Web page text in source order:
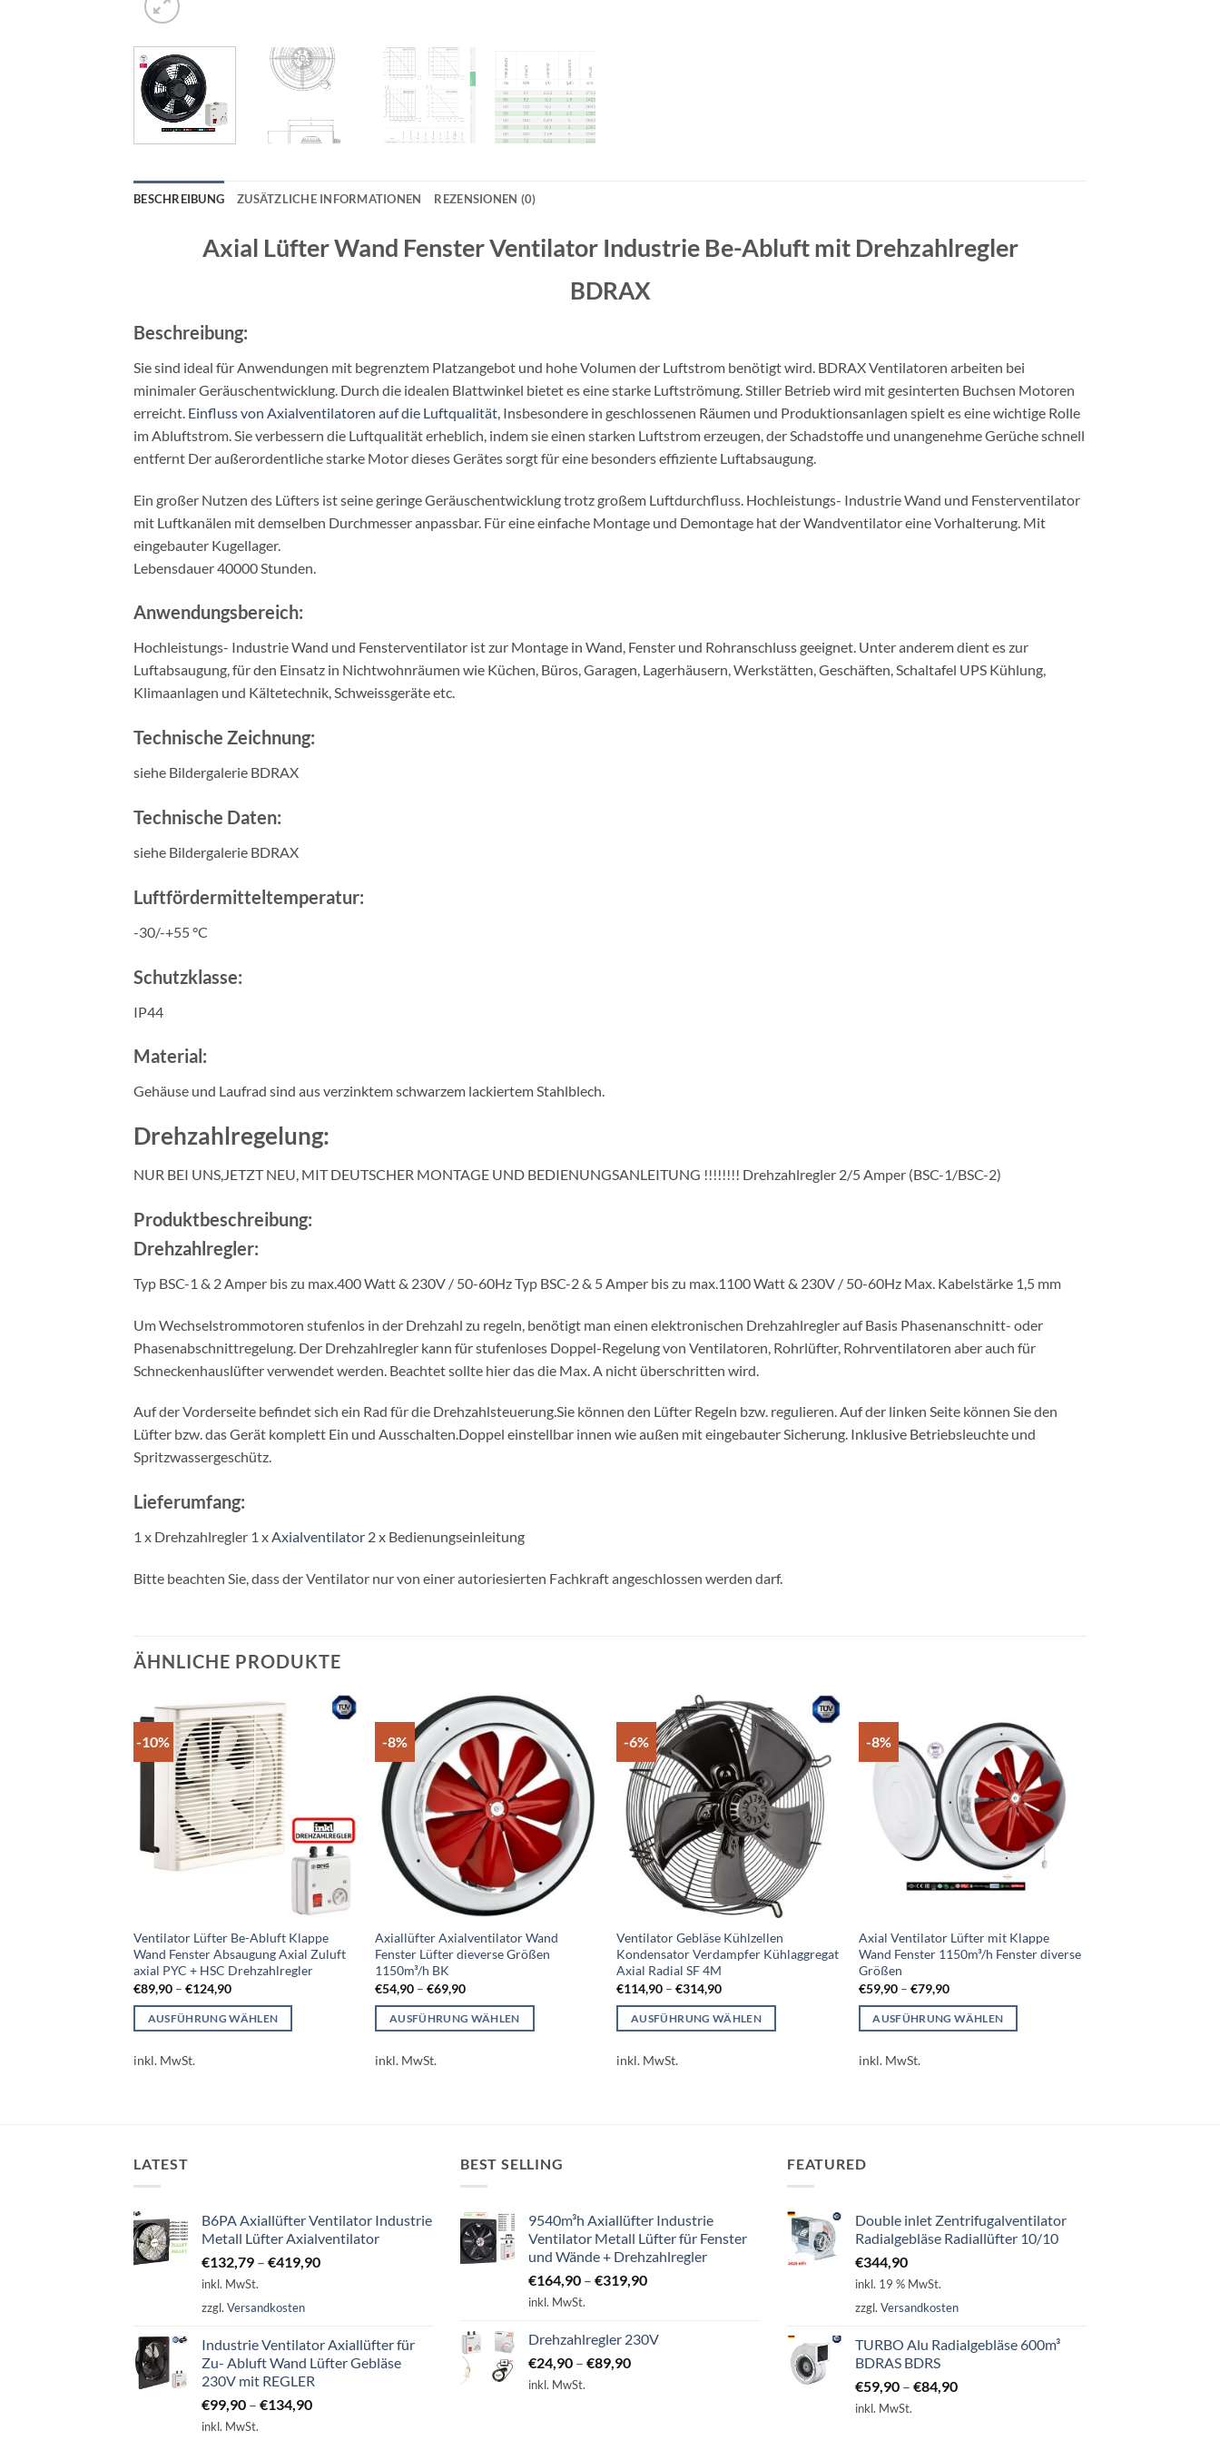
BESCHREIBUNG ZUSÄTZLICHE INFORMATIONEN REZENSIONEN (0)
Axial Lüfter Wand Fenster Ventilator Industrie Be-Abluft mit Drehzahlregler
BDRAX
Beschreibung:
Sie sind ideal für Anwendungen mit begrenztem Platzangebot und hohe Volumen der Luftstrom benötigt wird. BDRAX Ventilatoren arbeiten bei
minimaler Geräuschentwicklung. Durch die idealen Blattwinkel bietet es eine starke Luftströmung. Stiller Betrieb wird mit gesinterten Buchsen Motoren
erreicht. Einfluss von Axialventilatoren auf die Luftqualität , Insbesondere in geschlossenen Räumen und Produktionsanlagen spielt es eine wichtige Rolle
im Abluftstrom. Sie verbessern die Luftqualität erheblich, indem sie einen starken Luftstrom erzeugen, der Schadstoffe und unangenehme Gerüche schnell
entfernt Der außerordentliche starke Motor dieses Gerätes sorgt für eine besonders effiziente Luftabsaugung.
Ein großer Nutzen des Lüfters ist seine geringe Geräuschentwicklung trotz großem Luftdurchfluss. Hochleistungs- Industrie Wand und Fensterventilator
mit Luftkanälen mit demselben Durchmesser anpassbar. Für eine einfache Montage und Demontage hat der Wandventilator eine Vorhalterung. Mit
eingebauter Kugellager.
Lebensdauer 40000 Stunden.
Anwendungsbereich:
Hochleistungs- Industrie Wand und Fensterventilator ist zur Montage in Wand, Fenster und Rohranschluss geeignet. Unter anderem dient es zur
Luftabsaugung, für den Einsatz in Nichtwohnräumen wie Küchen, Büros, Garagen, Lagerhäusern, Werkstätten, Geschäften, Schaltafel UPS Kühlung,
Klimaanlagen und Kältetechnik, Schweissgeräte etc.
Technische Zeichnung:
siehe Bildergalerie BDRAX
Technische Daten:
siehe Bildergalerie BDRAX
Luftfördermitteltemperatur:
-30/-+55 °C
Schutzklasse:
IP44
Material:
Gehäuse und Laufrad sind aus verzinktem schwarzem lackiertem Stahlblech.
Drehzahlregelung:
NUR BEI UNS,JETZT NEU, MIT DEUTSCHER MONTAGE UND BEDIENUNGSANLEITUNG !!!!!!!! Drehzahlregler 2/5 Amper (BSC-1/BSC-2)
Produktbeschreibung:
Drehzahlregler:
Typ BSC-1 & 2 Amper bis zu max.400 Watt & 230V / 50-60Hz Typ BSC-2 & 5 Amper bis zu max.1100 Watt & 230V / 50-60Hz Max. Kabelstärke 1,5 mm
Um Wechselstrommotoren stufenlos in der Drehzahl zu regeln, benötigt man einen elektronischen Drehzahlregler auf Basis Phasenanschnitt- oder
Phasenabschnittregelung. Der Drehzahlregler kann für stufenloses Doppel-Regelung von Ventilatoren, Rohrlüfter, Rohrventilatoren aber auch für
Schneckenhauslüfter verwendet werden. Beachtet sollte hier das die Max. A nicht überschritten wird.
Auf der Vorderseite befindet sich ein Rad für die Drehzahlsteuerung.Sie können den Lüfter Regeln bzw. regulieren. Auf der linken Seite können Sie den
Lüfter bzw. das Gerät komplett Ein und Ausschalten.Doppel einstellbar innen wie außen mit eingebauter Sicherung. Inklusive Betriebsleuchte und
Spritzwassergeschütz.
Lieferumfang:
1 x Drehzahlregler 1 xAxialventilator 2 x Bedienungseinleitung
Bitte beachten Sie, dass der Ventilator nur von einer autoriesierten Fachkraft angeschlossen werden darf.
ÄHNLICHE PRODUKTE
-10%
Ventilator Lüfter Be-Abluft Klappe
Wand Fenster Absaugung Axial Zuluft
axial PYC + HSC Drehzahlregler
€89,90– €124,90
AUSFÜHRUNG WÄHLEN
Produkt
Die
Optionen
können
auf
der
Produktseite
inkl. MwSt.
-8%
Add to
wishlist
Axiallüfter Axialventilator Wand
Fenster Lüfter dieverse Größen
1150m³/h BK
€54,90 –€69,90
AUSFÜHRUNG WÄHLEN
Produkt
auf
inkl. MwSt.
-6%
Add to
wishlist
Ventilator Gebläse Kühlzellen
Kondensator Verdampfer Kühlaggregat
Axial Radial SF 4M
€114,90 –€314,90
AUSFÜHRUNG WÄHLEN
Produkt
auf
der
gewählt
inkl. MwSt.
-8%
Add to
wishlist
Axial Ventilator Lüfter mit Klappe
Wand Fenster 1150m³/h Fenster diverse
Größen
€59,90– €79,90
AUSFÜHRUNG WÄHLEN
Produkt
Die
auf
Produktseite
gewählt
werden
inkl. MwSt.
LATEST
B6PA Axiallüfter Ventilator Industrie
Metall Lüfter Axialventilator
€132,79 – €419,90
inkl. MwSt.
zzgl. Versandkosten
Industrie Ventilator Axiallüfter für
Zu- Abluft Wand Lüfter Gebläse
230V mit REGLER
€99,90 – €134,90
inkl. MwSt.
BEST SELLING
9540m³h Axiallüfter Industrie
Ventilator Metall Lüfter für Fenster
und Wände + Drehzahlregler
€164,90 – €319,90
inkl. MwSt.
Drehzahlregler 230V
€24,90 – €89,90
inkl. MwSt.
FEATURED
Double inlet Zentrifugalventilator
Radialgebläse Radiallüfter 10/10
€344,90
inkl. 19 % MwSt.
zzgl. Versandkosten
TURBO Alu Radialgebläse 600m³
BDRAS BDRS
€59,90 – €84,90
inkl. MwSt.